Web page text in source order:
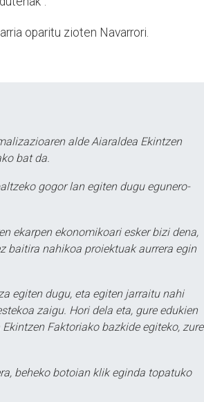
oparitu zioten Navarrori.
alde Aiaraldea Ekintzen
bat da.
gogor lan egiten dugu egunero-
ekarpen ekonomikoari esker bizi dena,
baitira nahikoa proiektuak aurrera egin
egiten dugu, eta egiten jarraitu nahi
zaigu. Hori dela eta, gure edukien
Faktoriako bazkide egiteko, zure
beheko botoian klik eginda topatuko